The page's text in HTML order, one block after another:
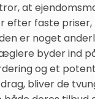
at
efter faste priser,
er noget
byder ind
og et
bliver de